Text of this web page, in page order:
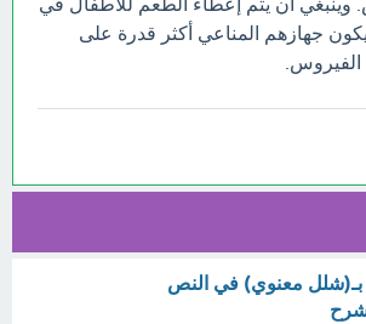
جهازهم المناعي أكثر قدرة على
الفيروس.
بـ(شلل معنوي) في النص